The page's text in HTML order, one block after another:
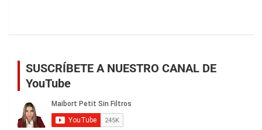
SUSCRÍBETE A NUESTRO CANAL DE
YouTube